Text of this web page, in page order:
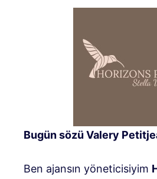
Bugün sözü Valery
Ben ajansın yöneticisiyim